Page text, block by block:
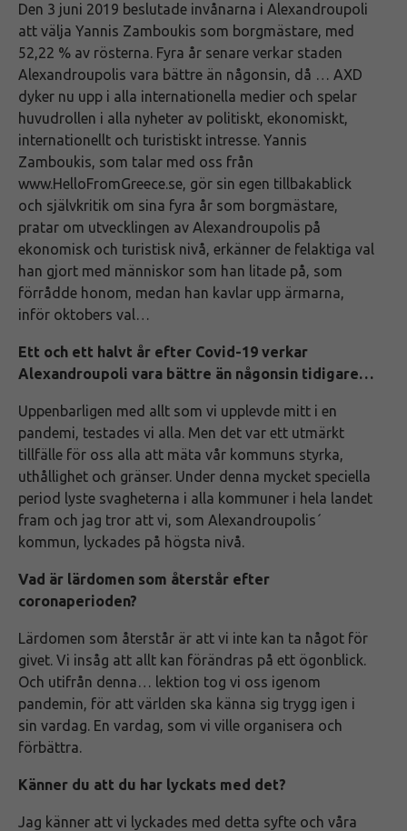
Den 3 juni 2019 beslutade invånarna i Alexandroupoli
att välja Yannis Zamboukis som borgmästare, med
52,22 % av rösterna. Fyra år senare verkar staden
Alexandroupolis vara bättre än någonsin, då … AXD
dyker nu upp i alla internationella medier och spelar
huvudrollen i alla nyheter av politiskt, ekonomiskt,
internationellt och turistiskt intresse. Yannis
Zamboukis, som talar med oss från
www.HelloFromGreece.se, gör sin egen tillbakablick
och självkritik om sina fyra år som borgmästare,
pratar om utvecklingen av Alexandroupolis på
ekonomisk och turistisk nivå, erkänner de felaktiga val
han gjort med människor som han litade på, som
förrådde honom, medan han kavlar upp ärmarna,
inför oktobers val…
Ett och ett halvt år efter Covid-19 verkar
Alexandroupoli vara bättre än någonsin tidigare…
Uppenbarligen med allt som vi upplevde mitt i en
pandemi, testades vi alla. Men det var ett utmärkt
tillfälle för oss alla att mäta vår kommuns styrka,
uthållighet och gränser. Under denna mycket speciella
period lyste svagheterna i alla kommuner i hela landet
fram och jag tror att vi, som Alexandroupolis´
kommun, lyckades på högsta nivå.
Vad är lärdomen som återstår efter
coronaperioden?
Lärdomen som återstår är att vi inte kan ta något för
givet. Vi insåg att allt kan förändras på ett ögonblick.
Och utifrån denna… lektion tog vi oss igenom
pandemin, för att världen ska känna sig trygg igen i
sin vardag. En vardag, som vi ville organisera och
förbättra.
Känner du att du har lyckats med det?
Jag känner att vi lyckades med detta syfte och våra